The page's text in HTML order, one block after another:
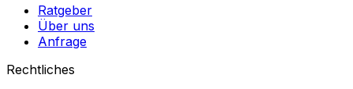
Ratgeber
Über uns
Anfrage
Rechtliches